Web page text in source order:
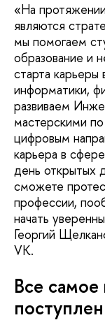
«На
являются
мы помогаем
образование и
старта
информатики,
развиваем
мастерскими
цифровым
карьера в
день открытых
сможете
профессии,
начать
Георгий
VK.
Все